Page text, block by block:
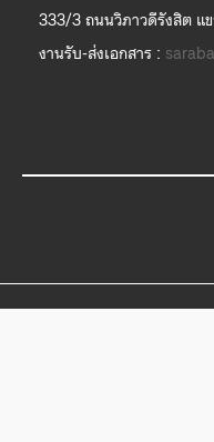
333/3 ถนนวิภาวดีรังสิต แ
งานรับ-ส่งเอกสาร :